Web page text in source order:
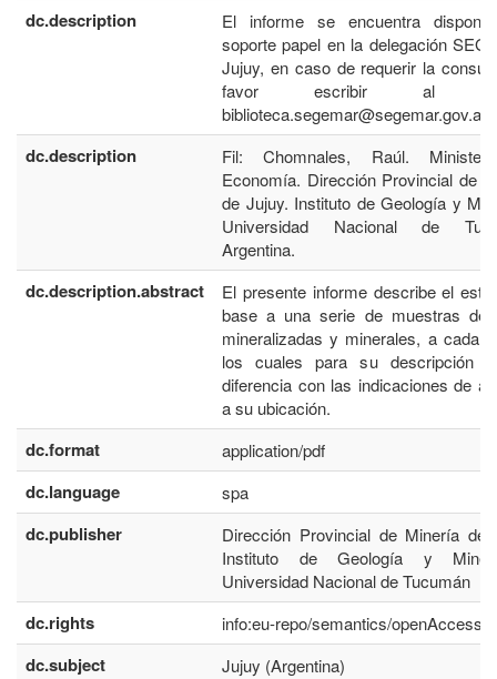
dc.description
El informe se encuentra
soporte papel en la delegación
Jujuy, en caso de requerir la
favor escribir al
biblioteca.segemar@segemar.gov.ar
dc.description
Fil: Chomnales, Raúl.
Economía. Dirección Provincial de
de Jujuy. Instituto de Geología y
Universidad Nacional de
Argentina.
dc.description.abstract
El presente informe describe el
base a una serie de muestras de
mineralizadas y minerales, a cada
los cuales para su descripción
diferencia con las indicaciones de
a su ubicación.
dc.format application/pdf
dc.language spa
dc.publisher
Dirección Provincial de Minería de
Instituto de Geología y
Universidad Nacional de Tucumán
dc.rights info:eu-repo/semantics/openAccess
dc.subject Jujuy (Argentina)